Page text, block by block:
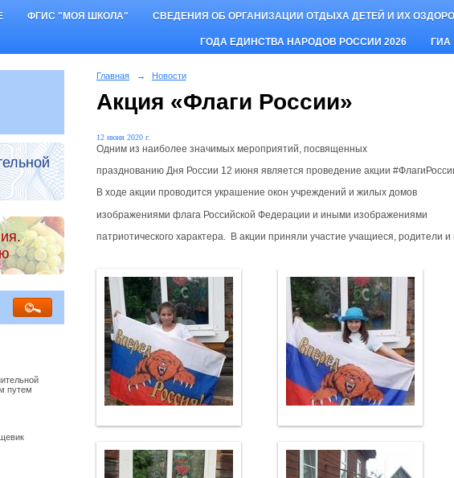
ФГИС "МОЯ ШКОЛА" СВЕДЕНИЯ ОБ ОРГАНИЗАЦИИ ОТДЫХА ДЕТЕЙ И ИХ
ГОДА ЕДИНСТВА НАРОДОВ РОССИИ 2026 ГИА
путем
Главная → Новости
Акция «Флаги России»
12 июня 2020 г.
Одним из наиболее значимых мероприятий, посвященных
празднованию Дня России 12 июня является проведение акции
В ходе акции проводится украшение окон учреждений и жилых домов
изображениями флага Российской Федерации и иными изображениями
патриотического характера. В акции приняли участие учащиеся, родители